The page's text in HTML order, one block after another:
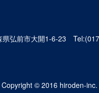
県弘前市大開1-6-23
Copyright © 2016 hiroden-